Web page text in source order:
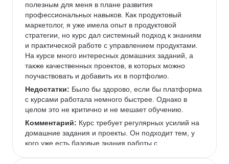
полезным для меня в плане развития
профессиональных навыков. Как продуктовый
маркетолог, я уже имела опыт в продуктовой
стратегии, но курс дал системный подход к знаниям
и практической работе с управлением продуктами.
На курсе много интересных домашних заданий, а
также качественных проектов, в которых можно
поучаствовать и добавить их в портфолио.
Недостатки: Было бы здорово, если бы платформа
с курсами работала немного быстрее. Однако в
целом это не критично и не мешает обучению.
Комментарий: Курс требует регулярных усилий на
домашние задания и проекты. Он подходит тем, у
кого уже есть базовые знания работы с